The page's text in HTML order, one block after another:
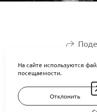
На сайте используются
посещаемости.
Отклонить